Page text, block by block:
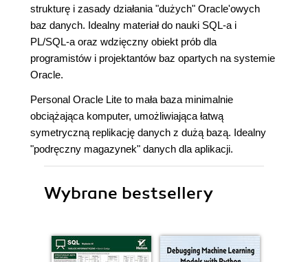
strukturę i zasady działania "dużych" Oracle'owych
baz danych. Idealny materiał do nauki SQL-a i
PL/SQL-a oraz wdzięczny obiekt prób dla
programistów i projektantów baz opartych na systemie
Oracle.
Personal Oracle Lite to mała baza minimalnie
obciążająca komputer, umożliwiająca łatwą
symetryczną replikację danych z dużą bazą. Idealny
"podręczny magazynek" danych dla aplikacji.
Wybrane bestsellery